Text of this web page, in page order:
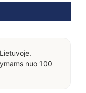
nuo 100